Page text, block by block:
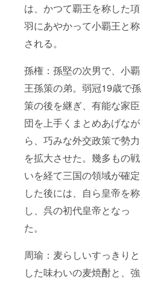
は、かつて覇王を称した項
羽にあやかって小覇王と称
される。
孫権：孫堅の次男で、小覇
王孫策の弟。弱冠19歳で孫
策の後を継ぎ、有能な家臣
団を上手くまとめあげなが
ら、巧みな外交政策で勢力
を拡大させた。幾多もの戦
いを経て三国の領域が確定
した後には、自ら皇帝を称
し、呉の初代皇帝となっ
た。
周瑜：麦らしいすっきりと
した味わいの麦焼酎と、強